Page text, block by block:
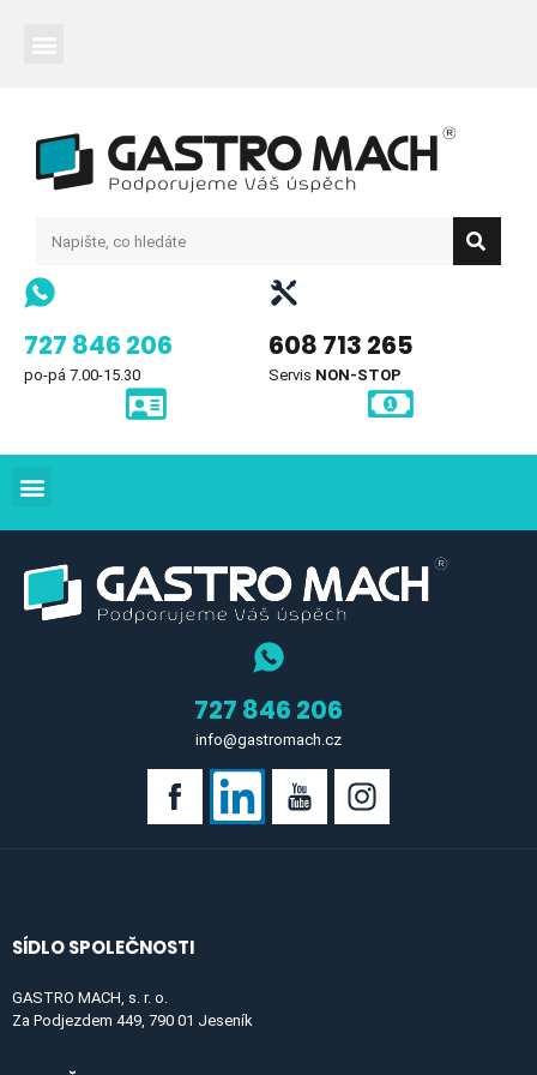
727 846 206
po-pá 7.00-15.30
608 713 265
Servis NON-STOP
727 846 206
info@gastromach.cz
SÍDLO SPOLEČNOSTI
GASTRO MACH, s. r. o.
Za Podjezdem 449, 790 01 Jeseník